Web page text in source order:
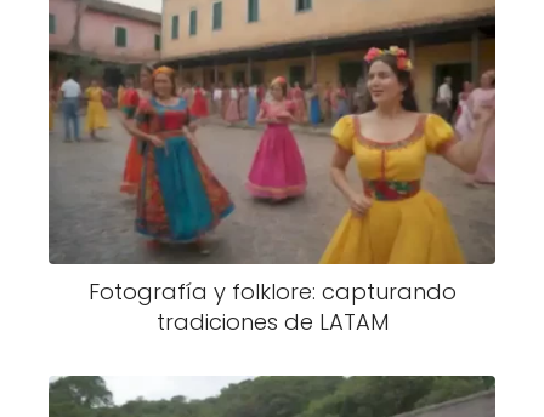
Fotografía y folklore: capturando
tradiciones de LATAM